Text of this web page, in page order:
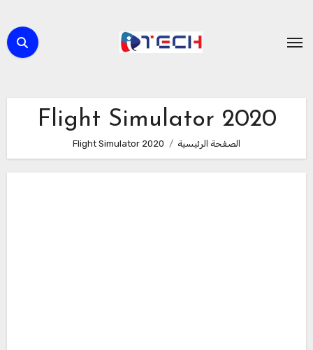
المحتوى
Flight Simulator 2020
الصفحة الرئيسية Flight Simulator 2020